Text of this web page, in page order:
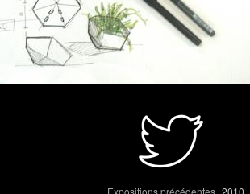
Expositions précédentes 2010